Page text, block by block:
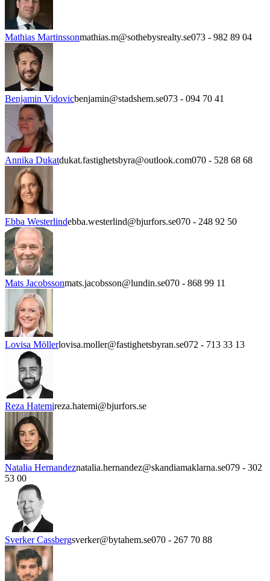
Mathias Martinssonmathias.m@sothebysrealty.se073 - 982 89 04
Benjamin Vidovicbenjamin@stadshem.se073 - 094 70 41
Annika Dukatdukat.fastighetsbyra@outlook.com070 - 528 68 68
Ebba Westerlindebba.westerlind@bjurfors.se070 - 248 92 50
Mats Jacobssonmats.jacobsson@lundin.se070 - 868 99 11
Lovisa Möllerlovisa.moller@fastighetsbyran.se072 - 713 33 13
Reza Hatemireza.hatemi@bjurfors.se
Natalia Hernandeznatalia.hernandez@skandiamaklarna.se079 - 302
53 00
Sverker Cassbergsverker@bytahem.se070 - 267 70 88